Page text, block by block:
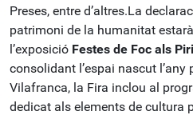
Preses, entre d’altres.La
patrimoni de la humanitat
l’exposició Festes de Foc als
consolidant l’espai nascut
Vilafranca, la Fira inclou al
dedicat als elements de cultura